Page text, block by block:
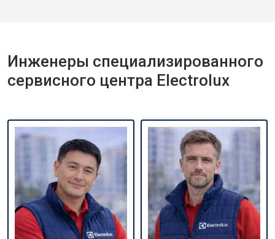
Инженеры специализированного
сервисного центра Electrolux